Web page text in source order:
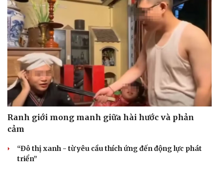
Sức khỏe
Dinh dưỡng - món ngon
Đời sống
Ranh giới mong manh giữa hài hước và phản
cảm
“Đô thị xanh - từ yêu cầu thích ứng đến động lực phát
triển”